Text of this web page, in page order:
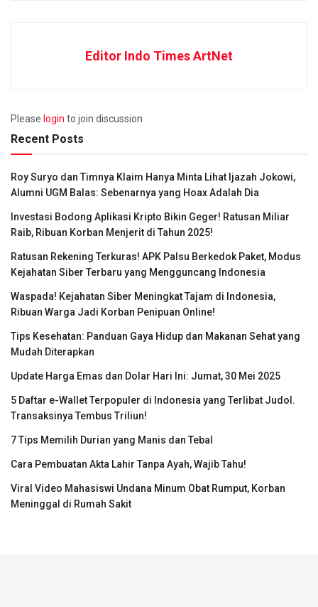
Editor Indo Times ArtNet
Please login to join discussion
Recent Posts
Roy Suryo dan Timnya Klaim Hanya Minta Lihat Ijazah Jokowi,
Alumni UGM Balas: Sebenarnya yang Hoax Adalah Dia
Investasi Bodong Aplikasi Kripto Bikin Geger! Ratusan Miliar
Raib, Ribuan Korban Menjerit di Tahun 2025!
Ratusan Rekening Terkuras! APK Palsu Berkedok Paket, Modus
Kejahatan Siber Terbaru yang Mengguncang Indonesia
Waspada! Kejahatan Siber Meningkat Tajam di Indonesia,
Ribuan Warga Jadi Korban Penipuan Online!
Tips Kesehatan: Panduan Gaya Hidup dan Makanan Sehat yang
Mudah Diterapkan
Update Harga Emas dan Dolar Hari Ini: Jumat, 30 Mei 2025
5 Daftar e-Wallet Terpopuler di Indonesia yang Terlibat Judol.
Transaksinya Tembus Triliun!
7 Tips Memilih Durian yang Manis dan Tebal
Cara Pembuatan Akta Lahir Tanpa Ayah, Wajib Tahu!
Viral Video Mahasiswi Undana Minum Obat Rumput, Korban
Meninggal di Rumah Sakit